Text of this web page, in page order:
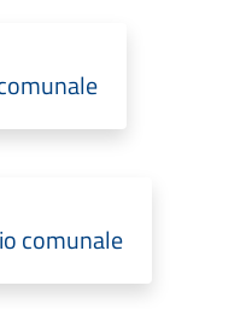
comunale